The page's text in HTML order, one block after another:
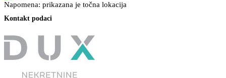
Napomena: prikazana je točna lokacija
Kontakt podaci